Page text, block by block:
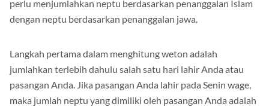
perlu menjumlahkan neptu berdasarkan penanggalan Islam
dengan neptu berdasarkan penanggalan jawa.
Langkah pertama dalam menghitung weton adalah
jumlahkan terlebih dahulu salah satu hari lahir Anda atau
pasangan Anda. Jika pasangan Anda lahir pada Senin wage,
maka jumlah neptu yang dimiliki oleh pasangan Anda adalah